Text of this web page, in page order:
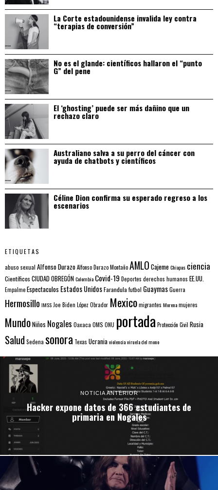
La Corte estadounidense invalida ley contra
“terapias de conversión”
No es el glande: científicos hallaron el “punto
G” del pene
El ‘ghosting’ puede ser más dañino que un
rechazo claro
Australiano salva a su perro del cáncer con
ayuda de chatbots y científicos
Céline Dion confirma su esperado regreso a los
escenarios
ETIQUETAS
abuso sexual Alfonso DurazoAlfonso Durazo MontañoAMLO CajemeChiapas ciencia
Científicos CIUDAD OBREGÓNColombia Covid-19 Deportes derechos humanos EE.UU.
EmpalmeEspectaculos Estados UnidosFarandulafutbol GuaymasGuerra
Hermosillo IMSS Joe Biden López Obrador Mexicomigrantes Morenamujeres
MundoNiños Nogales Oaxaca OMS ONU portada Protección Civil Rusia
Salud Sedena sonora Texas Ucraniaviolenciaviruela del mono
NOTICIA ANTERIOR
Hacker expone datos de 366 estudiantes de
primaria en Nogales